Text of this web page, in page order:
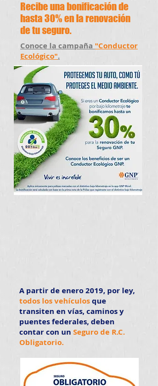
Recibe una bonificación de
hasta 30% en la renovación
de tu seguro.
Conoce la campaña "Conductor
Ecológico".
A partir de enero 2019, por ley,
todos los vehículosque
transiten en vías, caminos y
puentes federales, deben
contar con un Seguro de R.C.
Obligatorio.